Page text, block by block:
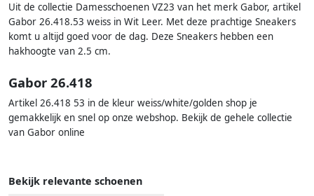
Uit de collectie Damesschoenen VZ23 van het merk Gabor, artikel
Gabor 26.418.53 weiss in Wit Leer. Met deze prachtige Sneakers
komt u altijd goed voor de dag. Deze Sneakers hebben een
hakhoogte van 2.5 cm.
Gabor 26.418
Artikel 26.418 53 in de kleur weiss/white/golden shop je
gemakkelijk en snel op onze webshop. Bekijk de gehele collectie
van Gabor online
Bekijk relevante schoenen